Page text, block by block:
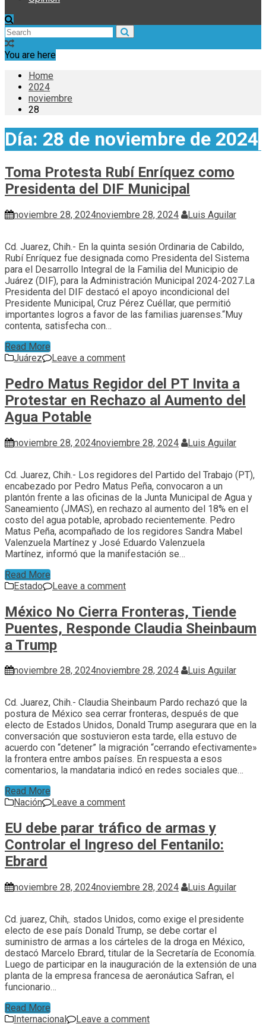
You are here
Home
2024
noviembre
28
Día: 28 de noviembre de 2024
Toma Protesta Rubí Enríquez como
Presidenta del DIF Municipal
noviembre 28, 2024noviembre 28, 2024 Luis Aguilar
Cd. Juarez, Chih.- En la quinta sesión Ordinaria de Cabildo,
Rubí Enríquez fue designada como Presidenta del Sistema
para el Desarrollo Integral de la Familia del Municipio de
Juárez (DIF), para la Administración Municipal 2024-2027.La
Presidenta del DIF destacó el apoyo incondicional del
Presidente Municipal, Cruz Pérez Cuéllar, que permitió
importantes logros a favor de las familias juarenses.“Muy
contenta, satisfecha con…
Read More
Juárez
Leave a comment
Pedro Matus Regidor del PT Invita a
Protestar en Rechazo al Aumento del
Agua Potable
noviembre 28, 2024noviembre 28, 2024 Luis Aguilar
Cd. Juarez, Chih.- Los regidores del Partido del Trabajo (PT),
encabezado por Pedro Matus Peña, convocaron a un
plantón frente a las oficinas de la Junta Municipal de Agua y
Saneamiento (JMAS), en rechazo al aumento del 18% en el
costo del agua potable, aprobado recientemente. Pedro
Matus Peña, acompañado de los regidores Sandra Mabel
Valenzuela Martínez y José Eduardo Valenzuela
Martínez, informó que la manifestación se…
Read More
Estado
Leave a comment
México No Cierra Fronteras, Tiende
Puentes, Responde Claudia Sheinbaum
a Trump
noviembre 28, 2024noviembre 28, 2024 Luis Aguilar
Cd. Juarez, Chih.- Claudia Sheinbaum Pardo rechazó que la
postura de México sea cerrar fronteras, después de que
electo de Estados Unidos, Donald Trump asegurara que en la
conversación que sostuvieron esta tarde, ella estuvo de
acuerdo con “detener” la migración “cerrando efectivamente»
la frontera entre ambos países. En respuesta a esos
comentarios, la mandataria indicó en redes sociales que…
Read More
Nación
Leave a comment
EU debe parar tráfico de armas y
Controlar el Ingreso del Fentanilo:
Ebrard
noviembre 28, 2024noviembre 28, 2024 Luis Aguilar
Cd. juarez, Chih,. stados Unidos, como exige el presidente
electo de ese país Donald Trump, se debe cortar el
suministro de armas a los cárteles de la droga en México,
destacó Marcelo Ebrard, titular de la Secretaría de Economía.
Luego de participar en la inauguración de la extensión de una
planta de la empresa francesa de aeronáutica Safran, el
funcionario…
Read More
Internacional
Leave a comment